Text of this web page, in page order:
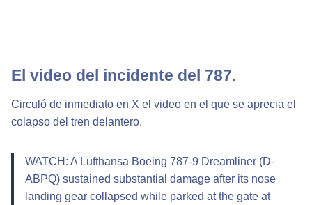
El video del incidente del 787.
Circuló de inmediato en X el video en el que se aprecia el
colapso del tren delantero.
WATCH: A Lufthansa Boeing 787-9 Dreamliner (D-
ABPQ) sustained substantial damage after its nose
landing gear collapsed while parked at the gate at